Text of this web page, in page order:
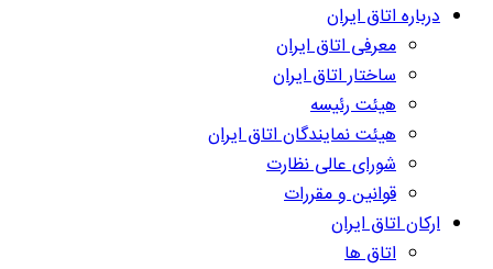
درباره اتاق ایران
معرفی اتاق ایران
ساختار اتاق ایران
هیئت رئیسه
هیئت نمایندگان اتاق ایران
شورای عالی نظارت
قوانین و مقررات
ارکان اتاق ایران
اتاق ها